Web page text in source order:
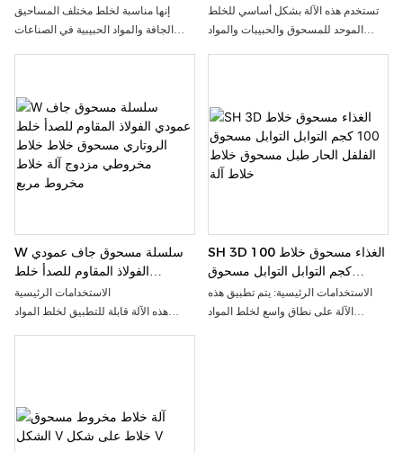
معدات خلط خلاط مسحوق صغير
إنها مناسبة لخلط مختلف المساحيق
الجافة والمواد الحبيبية في الصناعات
الملامسة للمواد مصنوعة من الفولاذ
المقاوم للصدأ، والذي يتوافق مع CGMP
V-5
تستخدم هذه الآلة بشكل أساسي للخلط
الموحد للمسحوق والحبيبات والمواد
تتحرك المواد الموجودة في هذه
الأسطوانات ذهابًا وإيابًا وتقلب بشكل
متكرر، وذلك لتحقيق غرض الخلط الموحد
W سلسلة مسحوق جاف عمودي
الفولاذ المقاوم للصدأ خلط
الروتاري مسحوق خلاط خلاط
مخروطي مزدوج آلة خلاط مخروط
الاستخدامات الرئيسية
هذه الآلة قابلة للتطبيق لخلط المواد
SH 3D الغذاء مسحوق خلاط 100
كجم التوابل التوابل مسحوق
الفلفل الحار طبل مسحوق خلاط
خلاط آلة
الاستخدامات الرئيسية: يتم تطبيق هذه
الآلة على نطاق واسع لخلط المواد